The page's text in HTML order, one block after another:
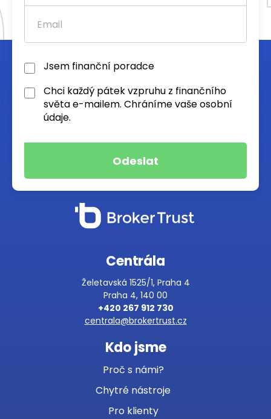
Jsem finanční poradce
Chci každý pátek vzpruhu z finančního
světa e-mailem. Chráníme vaše osobní
údaje.
Centrála
Želetavská 1525/1, Praha 4
Praha 4, 140 00
+420 267 912 730
centrala@brokertrust.cz
Kdo jsme
Proč s námi?
Chytré nástroje
Pro klienty